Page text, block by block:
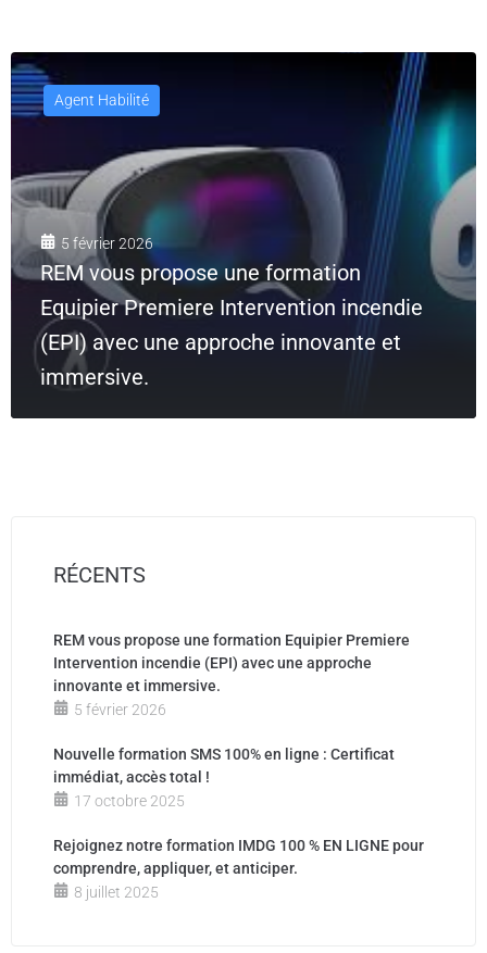
Agent Habilité
5 février 2026
REM vous propose une formation
Equipier Premiere Intervention incendie
(EPI) avec une approche innovante et
immersive.
RÉCENTS
REM vous propose une formation Equipier Premiere
Intervention incendie (EPI) avec une approche
innovante et immersive.
5 février 2026
Nouvelle formation SMS 100% en ligne : Certificat
immédiat, accès total !
17 octobre 2025
Rejoignez notre formation IMDG 100 % EN LIGNE pour
comprendre, appliquer, et anticiper.
8 juillet 2025